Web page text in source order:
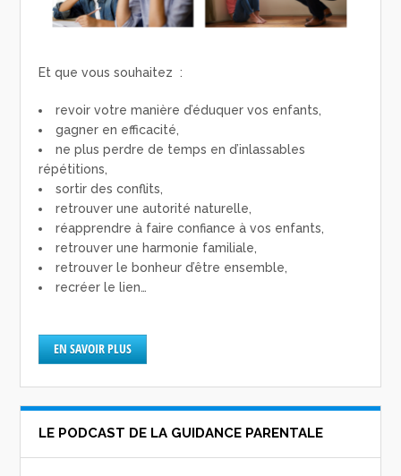
Et que vous souhaitez :
revoir votre manière d’éduquer vos enfants,
gagner en efficacité,
ne plus perdre de temps en d’inlassables
répétitions,
sortir des conflits,
retrouver une autorité naturelle,
réapprendre à faire confiance à vos enfants,
retrouver une harmonie familiale,
retrouver le bonheur d’être ensemble,
recréer le lien…
EN SAVOIR PLUS
LE PODCAST DE LA GUIDANCE PARENTALE